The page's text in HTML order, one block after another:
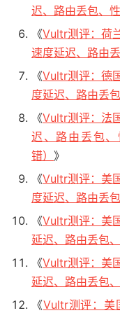
迟、路由丢包、
《Vultr测评：荷
速度延迟、路由
《Vultr测评：德
度延迟、路由丢
《Vultr测评：法
迟、路由丢包
错） 》
《Vultr测评：美
度延迟、路由丢
《Vultr测评：美
延迟、路由丢包
《Vultr测评：美
延迟、路由丢包
《Vultr测评：美